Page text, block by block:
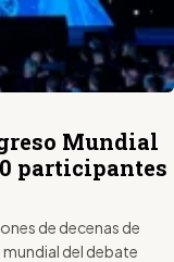
Mundial
participantes
de decenas de
del debate